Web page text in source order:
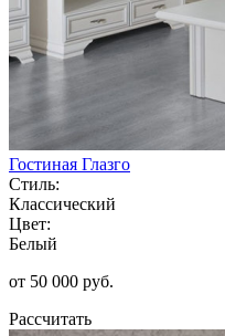
Гостиная Глазго
Стиль:
Классический
Цвет:
Белый
от 50 000 руб.
Рассчитать